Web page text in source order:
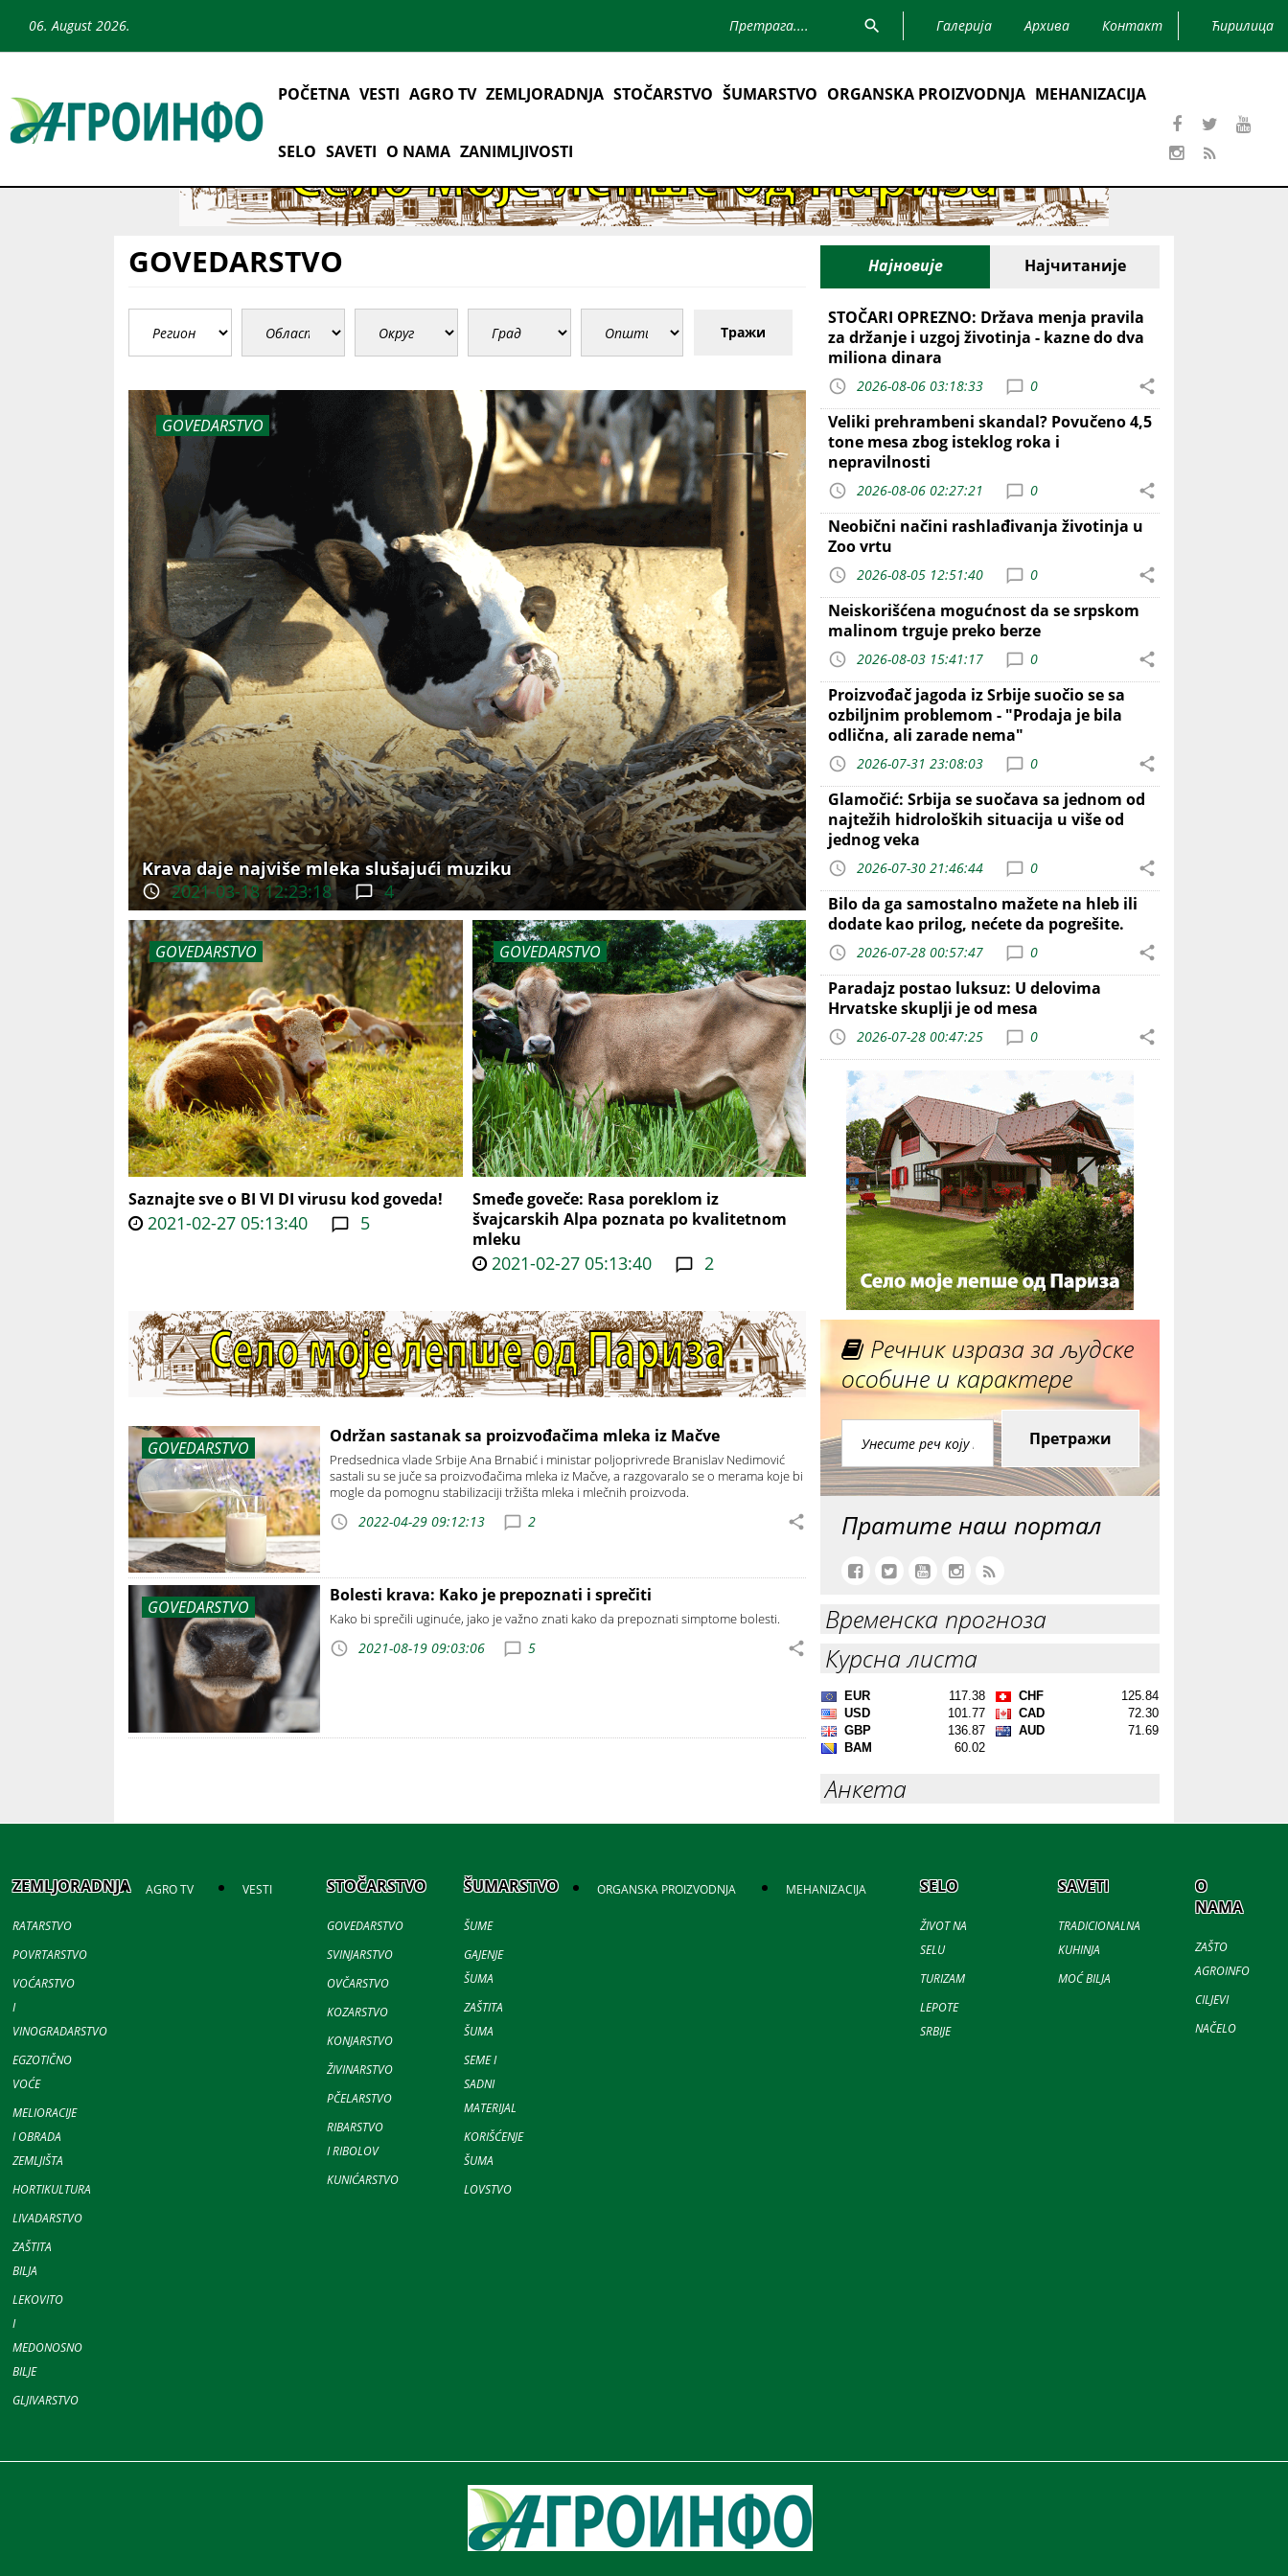
06. August 2026. Галерија Архива Контакт Ћирилица
POČETNA VESTI AGRO TV ZEMLJORADNJA STOČARSTVO ŠUMARSTVO ORGANSKA PROIZVODNJA MEHANIZACIJA
SELO SAVETI O NAMA ZANIMLJIVOSTI
GOVEDARSTVO
Тражи
GOVEDARSTVO
Krava daje najviše mleka slušajući muziku
2021-03-18 12:23:18
4
GOVEDARSTVO
Saznajte sve o BI VI DI virusu kod goveda!
2021-02-27 05:13:40 5
GOVEDARSTVO
Smeđe goveče: Rasa poreklom iz
švajcarskih Alpa poznata po kvalitetnom
mleku
2021-02-27 05:13:40 2
GOVEDARSTVO
Održan sastanak sa proizvođačima mleka iz Mačve
Predsednica vlade Srbije Ana Brnabić i ministar poljoprivrede Branislav Nedimović
sastali su se juče sa proizvođačima mleka iz Mačve, a razgovaralo se o merama koje bi
mogle da pomognu stabilizaciji tržišta mleka i mlečnih proizvoda.
2022-04-29 09:12:13 2
GOVEDARSTVO
Bolesti krava: Kako je prepoznati i sprečiti
Kako bi sprečili uginuće, jako je važno znati kako da prepoznati simptome bolesti.
2021-08-19 09:03:06 5
Најновије Најчитаније
STOČARI OPREZNO: Država menja pravila
za držanje i uzgoj životinja - kazne do dva
miliona dinara
2026-08-06 03:18:33 0
Veliki prehrambeni skandal? Povučeno 4,5
tone mesa zbog isteklog roka i
nepravilnosti
2026-08-06 02:27:21 0
Neobični načini rashlađivanja životinja u
Zoo vrtu
2026-08-05 12:51:40 0
Neiskorišćena mogućnost da se srpskom
malinom trguje preko berze
2026-08-03 15:41:17 0
Proizvođač jagoda iz Srbije suočio se sa
ozbiljnim problemom - "Prodaja je bila
odlična, ali zarade nema"
2026-07-31 23:08:03 0
Glamočić: Srbija se suočava sa jednom od
najtežih hidroloških situacija u više od
jednog veka
2026-07-30 21:46:44 0
Bilo da ga samostalno mažete na hleb ili
dodate kao prilog, nećete da pogrešite.
2026-07-28 00:57:47 0
Paradajz postao luksuz: U delovima
Hrvatske skuplji je od mesa
2026-07-28 00:47:25 0
Речник израза за људске
особине и карактере
Претражи
Пратите наш портал
Временска прогноза
Курсна листа
Анкета
ZEMLJORADNJA
RATARSTVO
POVRTARSTVO
VOĆARSTVO
I
VINOGRADARSTVO
EGZOTIČNO
VOĆE
MELIORACIJE
I OBRADA
ZEMLJIŠTA
HORTIKULTURA
LIVADARSTVO
ZAŠTITA
BILJA
LEKOVITO
I
MEDONOSNO
BILJE
GLJIVARSTVO
AGRO TV VESTI STOČARSTVO
GOVEDARSTVO
SVINJARSTVO
OVČARSTVO
KOZARSTVO
KONJARSTVO
ŽIVINARSTVO
PČELARSTVO
RIBARSTVO
I RIBOLOV
KUNIĆARSTVO
ŠUMARSTVO
ŠUME
GAJENJE
ŠUMA
ZAŠTITA
ŠUMA
SEME I
SADNI
MATERIJAL
KORIŠĆENJE
ŠUMA
LOVSTVO
ORGANSKA PROIZVODNJA MEHANIZACIJA SELO
ŽIVOT NA
SELU
TURIZAM
LEPOTE
SRBIJE
SAVETI
TRADICIONALNA
KUHINJA
MOĆ BILJA
O
NAMA
ZAŠTO
AGROINFO
CILJEVI
NAČELO